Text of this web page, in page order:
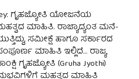
ಗೃಹಜ್ಯೋತಿ ಯೋಜನೆಯ
ಮಾಹಿತಿ. ರಾಜ್ಯಾದ್ಯಂತ ಮನೆ-
ಸಮೀಕ್ಷೆ ಹಾಗೂ ಸರ್ಕಾರದ
ಮಾಹಿತಿ ಇಲ್ಲಿದೆ… ರಾಜ್ಯ
ಗೃಹಜ್ಯೋತಿ (Gruha Jyothi)